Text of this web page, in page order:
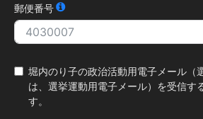
郵便番号
堀内のり子の政治活動用電子メール（
は、選挙運動用電子メール）を受信す
す。